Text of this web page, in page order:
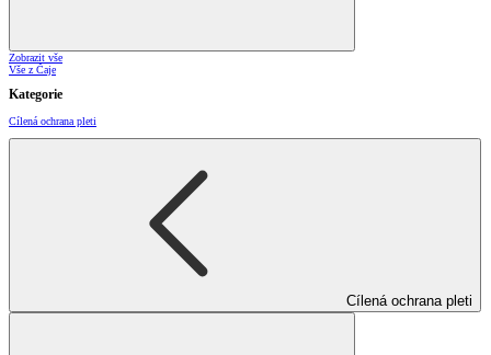
Zobrazit vše
Vše z Čaje
Kategorie
Cílená ochrana pleti
Cílená ochrana pleti